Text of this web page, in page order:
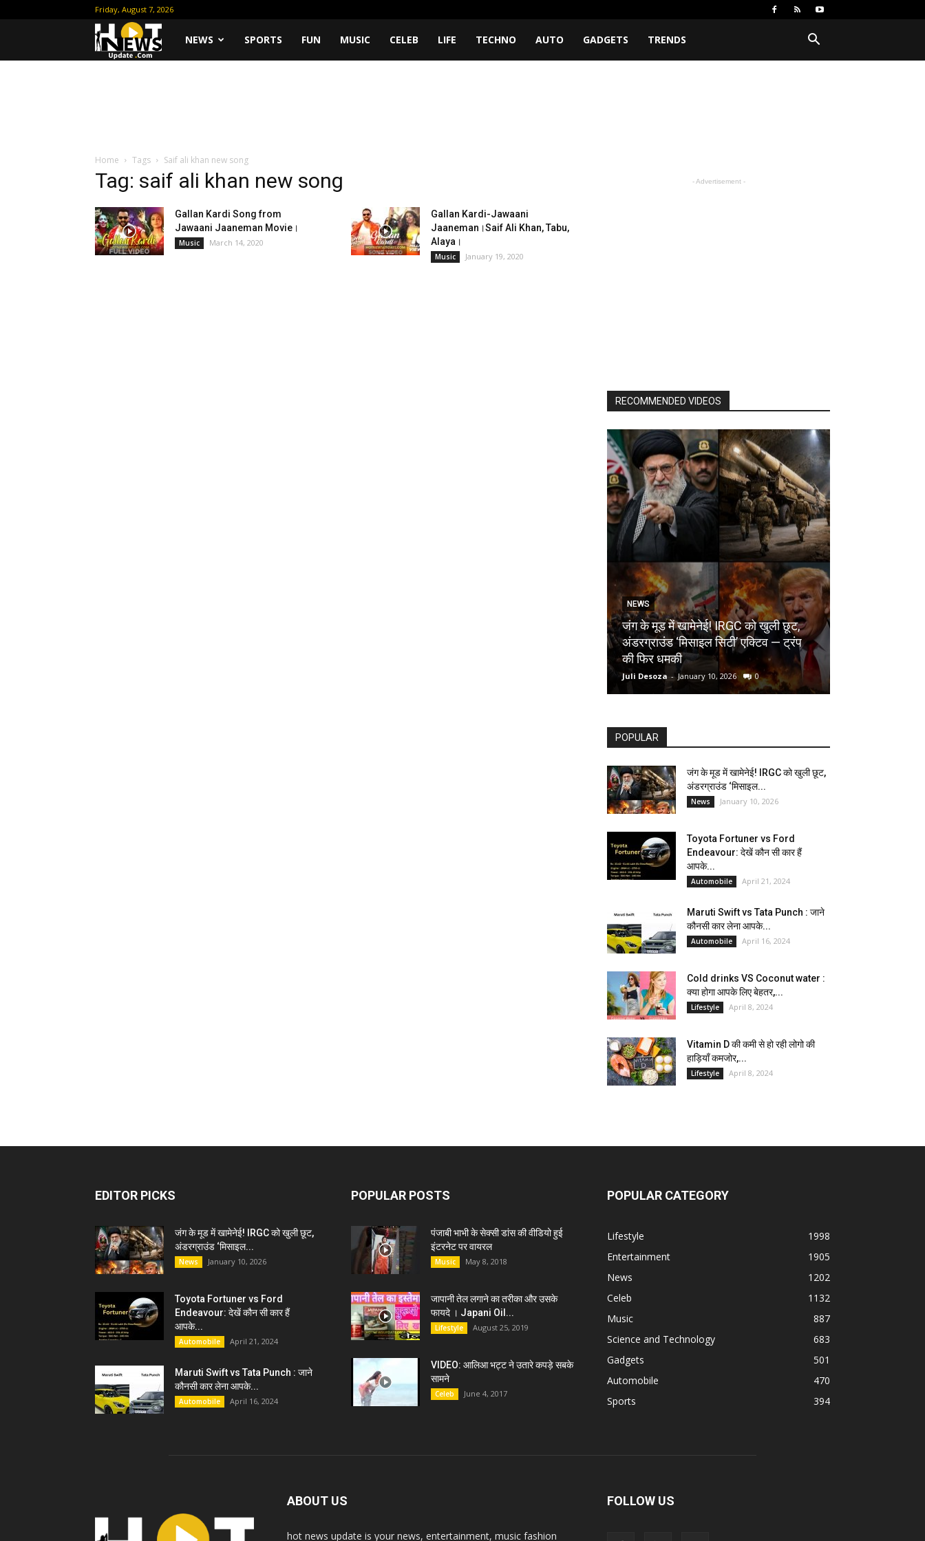
Friday, August 7, 2026
HotNEWS SPORTS FUN MUSIC CELEB LIFE TECHNO AUTO GADGETS TRENDS
Home Tags Saif ali khan new song
Tag: saif ali khan new song
Gallan Kardi Song from
Jawaani Jaaneman Movie।
Music March 14, 2020
Gallan Kardi-Jawaani
Jaaneman।Saif Ali Khan, Tabu,
Alaya।
Music January 19, 2020
- Advertisement -
RECOMMENDED VIDEOS
NEWS
जंग के मूड में खामेनेई! IRGC को खुली छूट,
अंडरग्राउंड ‘मिसाइल सिटी’ एक्टिव — ट्रंप
की फिर धमकी
Juli Desoza - January 10, 2026 0
POPULAR
जंग के मूड में खामेनेई! IRGC को खुली छूट,
अंडरग्राउंड ‘मिसाइल...
News January 10, 2026
Toyota Fortuner vs Ford
Endeavour: देखें कौन सी कार हैं
आपके...
Automobile April 21, 2024
Maruti Swift vs Tata Punch : जाने
कौनसी कार लेना आपके...
Automobile April 16, 2024
Cold drinks VS Coconut water :
क्या होगा आपके लिए बेहतर,...
Lifestyle April 8, 2024
Vitamin D की कमी से हो रही लोगो की
हाड़ियाँ कमजोर,...
Lifestyle April 8, 2024
EDITOR PICKS
जंग के मूड में खामेनेई! IRGC को खुली छूट,
अंडरग्राउंड ‘मिसाइल...
News January 10, 2026
Toyota Fortuner vs Ford
Endeavour: देखें कौन सी कार हैं
आपके...
Automobile April 21, 2024
Maruti Swift vs Tata Punch : जाने
कौनसी कार लेना आपके...
Automobile April 16, 2024
POPULAR POSTS
पंजाबी भाभी के सेक्सी डांस की वीडियो हुई
इंटरनेट पर वायरल
Music May 8, 2018
जापानी तेल लगाने का तरीका और उसके
फायदे । Japani Oil...
Lifestyle August 25, 2019
VIDEO: आलिआ भट्ट ने उतारे कपड़े सबके
सामने
Celeb June 4, 2017
POPULAR CATEGORY
Lifestyle
1998
Entertainment
1905
News
1202
Celeb
1132
Music
887
Science and Technology
683
Gadgets
501
Automobile
470
Sports
394
ABOUT US
hot news update is your news, entertainment, music fashion
FOLLOW US